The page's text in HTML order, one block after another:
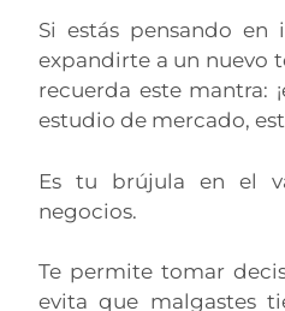
Si estás pensando
expandirte a un nuevo
recuerda este mantra:
estudio de mercado,
Es tu brújula en el
negocios.
Te permite tomar
evita que malgastes